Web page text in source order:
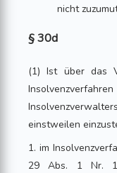
nicht
§ 30d
(1) Ist über das
einstweilen
1. im
29 Abs. 1 Nr. 1